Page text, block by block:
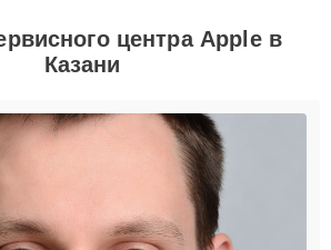
центра Apple в
Казани